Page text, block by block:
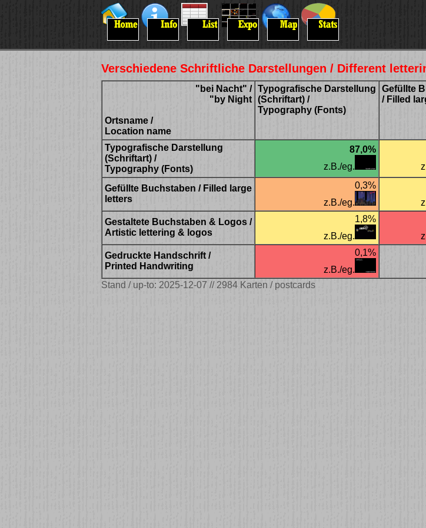
Verschiedene Schriftliche Darstellungen / Different
"bei Nacht" /
"by Night
Ortsname /
Location name
Typografische Darstellung
(Schriftart) /
Typography (Fonts)
Gefüllte
/ Filled
Typografische Darstellung
(Schriftart) /
Typography (Fonts)
87,0%
z.B./eg.
Gefüllte Buchstaben / Filled large
letters
0,3%
z.B./eg.
Gestaltete Buchstaben & Logos /
Artistic lettering & logos
1,8%
z.B./eg.
Gedruckte Handschrift /
Printed Handwriting
0,1%
z.B./eg.
Stand / up-to: 2025-12-07 // 2984 Karten / postcards